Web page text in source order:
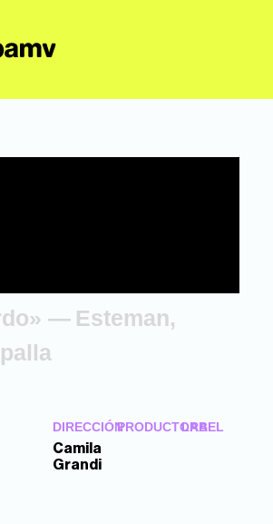
— Esteman,
DIRECCIÓN
Camila
Grandi
PRODUCTORA
LABEL